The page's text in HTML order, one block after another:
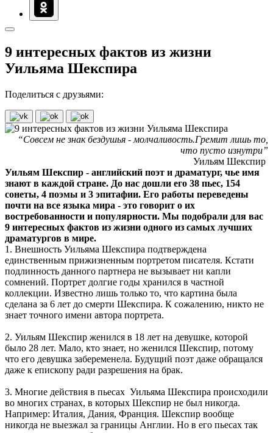
9 интересных фактов из жизни
Уильяма Шекспира
Поделиться с друзьями:
“Совсем не знак бездушья - молчаливость.Гремит лишь то,
что пусто изнутри”
Уильям Шекспир
Уильям Шекспир - английский поэт и драматург, чье имя
знают в каждой стране. До нас дошли его 38 пьес, 154
сонеты, 4 поэмы и 3 эпитафии. Его работы переведены
почти на все языка мира - это говорит о их
востребованности и популярности. Мы подобрали для вас
9 интересных фактов из жизни одного из самых лучших
драматургов в мире.
1. Внешность Уильяма Шекспира подтверждена
единственным прижизненным портретом писателя. Кстати
подлинность данного партнера не вызывает ни капли
сомнений. Портрет долгие годы хранился в частной
коллекции. Известно лишь только то, что картина была
сделана за 6 лет до смерти Шекспира. К сожалению, никто не
знает точного имени автора портрета.
2. Уильям Шекспир женился в 18 лет на девушке, которой
было 28 лет. Мало, кто знает, но женился Шекспир, потому
что его девушка забеременела. Будущий поэт даже обращался
даже к епископу ради разрешения на брак.
3. Многие действия в пьесах Уильяма Шекспира происходили
во многих странах, в которых Шекспир не был никогда.
Например: Италия, Дания, Франция. Шекспир вообще
никогда не выезжал за границы Англии. Но в его пьесах так